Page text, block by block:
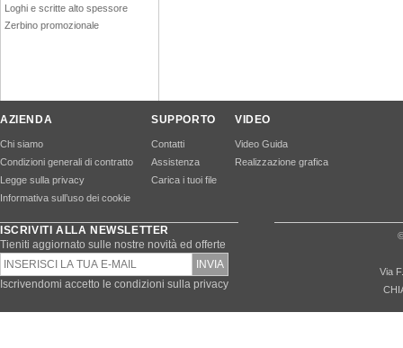
Loghi e scritte alto spessore
Zerbino promozionale
AZIENDA
Chi siamo
Condizioni generali di contratto
Legge sulla privacy
Informativa sull’uso dei cookie
SUPPORTO
Contatti
Assistenza
Carica i tuoi file
VIDEO
Video Guida
Realizzazione grafica
ISCRIVITI ALLA NEWSLETTER
Tieniti aggiornato sulle nostre novità ed offerte
Iscrivendomi accetto le condizioni sulla privacy
Via